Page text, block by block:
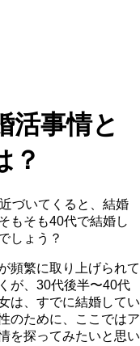
活事情と
？
づいてくると、結婚
もそも40代で結婚し
しょう？
頻繁に取り上げられて
が、30代後半〜40代
は、すでに結婚してい
のために、ここではア
を探ってみたいと思い